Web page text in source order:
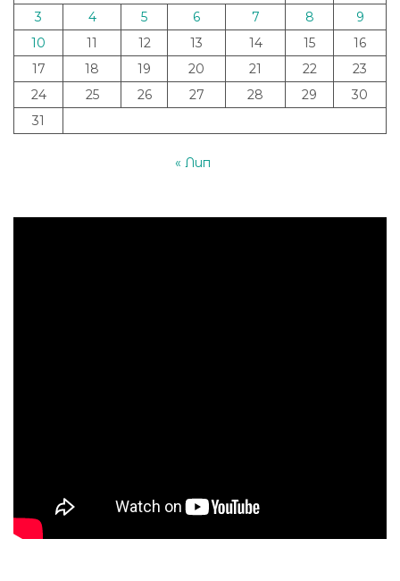
3
4 5 6 7 8
9
10
11 12 13 14 15
16
17
18 19 20 21 22
23
24
25 26 27 28 29
30
31
« Лип